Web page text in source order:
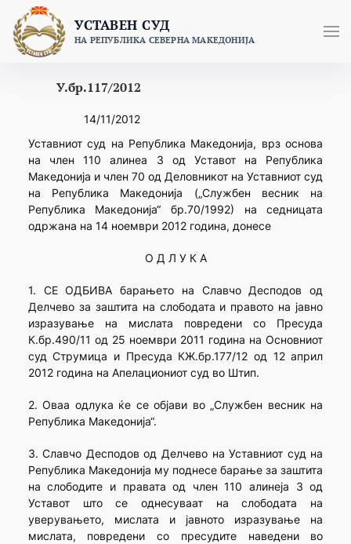
content
УСТАВЕН СУД
НА РЕПУБЛИКА СЕВЕРНА МАКЕДОНИЈА
У.бр.117/2012
14/11/2012
Уставниот суд на Република Македонија, врз основа
на член 110 алинеа 3 од Уставот на Република
Македонија и член 70 од Деловникот на Уставниот суд
на Република Македонија („Службен весник на
Република Македонија“ бр.70/1992) на седницата
одржана на 14 ноември 2012 година, донесе
О Д Л У К А
1. СЕ ОДБИВА барањето на Славчо Десподов од
Делчево за заштита на слободата и правото на јавно
изразување на мислата повредени со Пресуда
К.бр.490/11 од 25 ноември 2011 година на Основниот
суд Струмица и Пресуда КЖ.бр.177/12 од 12 април
2012 година на Апелациониот суд во Штип.
2. Оваа одлука ќе се објави во „Службен весник на
Република Македонија“.
3. Славчо Десподов од Делчево на Уставниот суд на
Република Македонија му поднесе барање за заштита
на слободите и правата од член 110 алинеја 3 од
Уставот што се однесуваат на слободата на
уверувањето, мислата и јавното изразување на
мислата, повредени со пресудите наведени во